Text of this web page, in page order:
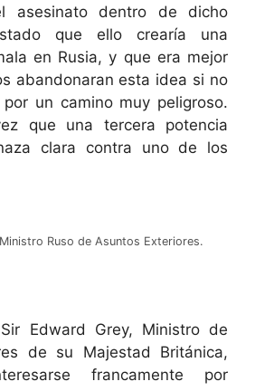
asesinato dentro de dicho
que ello crearía una
en Rusia, y que era mejor
abandonaran esta idea si no
un camino muy peligroso.
que una tercera potencia
clara contra uno de los
Ruso de Asuntos Exteriores.
Edward Grey, Ministro de
de su Majestad Británica,
francamente por